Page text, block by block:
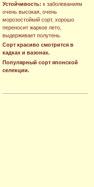
Устойчивость: к заболеваниям
очень высокая, очень
морозостойкий сорт, хорошо
переносит жаркое лето,
выдерживает полутень.
Сорт красиво смотрится в
кадках и вазонах.
Популярный сорт японской
селекции.